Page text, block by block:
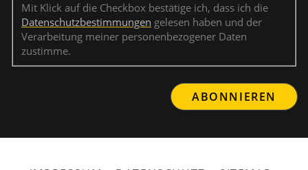
Mit Klick auf die Checkbox bestätige ich, dass ich die
Datenschutzbestimmungen gelesen haben und der
Verarbeitung meiner personenbezogener Daten
zustimme.